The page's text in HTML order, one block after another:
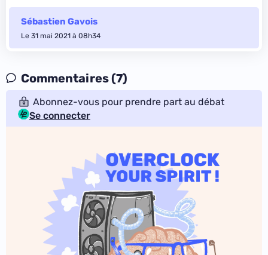
Sébastien Gavois
Le 31 mai 2021 à 08h34
Commentaires (7)
Abonnez-vous pour prendre part au débat
Se connecter